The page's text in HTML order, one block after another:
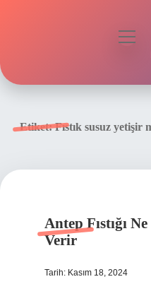
Etiket:Fıstık susuz yetişir
Antep Fıstığı
Verir
Tarih: Kasım 18, 2024